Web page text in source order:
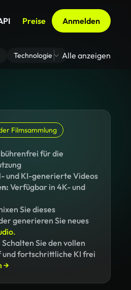
Preise Anmelden
Technologie Zoom Virtuelle
Alle anzeigen
Filmsammlung
für die
und KI-generierte Videos
Verfügbar in 4K- und
Sie dieses
generieren Sie neues
Schalten Sie den vollen
und fortschrittliche KI frei
→